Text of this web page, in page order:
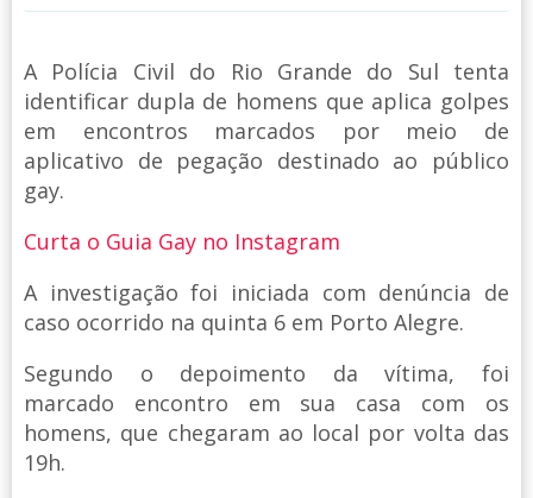
A Polícia Civil do Rio Grande do Sul tenta
identificar dupla de homens que aplica golpes
em encontros marcados por meio de
aplicativo de pegação destinado ao público
gay.
Curta o Guia Gay no Instagram
A investigação foi iniciada com denúncia de
caso ocorrido na quinta 6 em Porto Alegre.
Segundo o depoimento da vítima, foi
marcado encontro em sua casa com os
homens, que chegaram ao local por volta das
19h.